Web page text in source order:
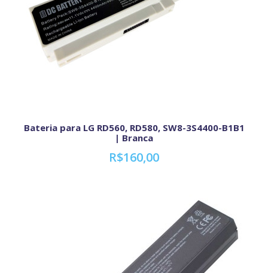
Bateria para LG RD560, RD580, SW8-3S4400-B1B1
| Branca
R$160,00